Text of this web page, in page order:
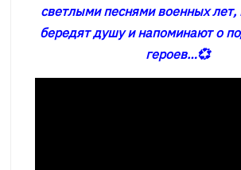
светлыми песнями военных лет,
бередят душу и напоминают о
героев…💞